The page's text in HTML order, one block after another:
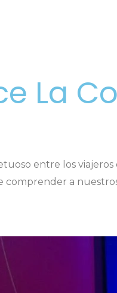
La
entre los
comprender a